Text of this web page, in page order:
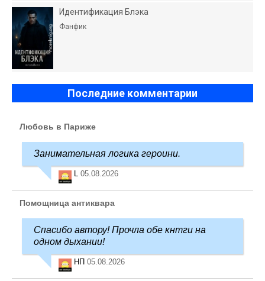
Идентификация Блэка
Фанфик
Последние комментарии
Любовь в Париже
Занимательная логика героини.
L 05.08.2026
Помощница антиквара
Спасибо автору! Прочла обе кнтги на
одном дыхании!
НП 05.08.2026